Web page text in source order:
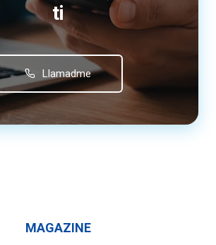
ti
Llamadme
MAGAZINE